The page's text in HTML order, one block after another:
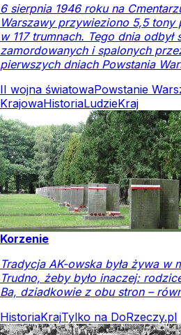
6 sierpnia 1946 roku na
Warszawy przywieziono 5,5
w 117 trumnach. Tego dnia
zamordowanych i spalonych
pierwszych dniach Powstania
II wojna światowaPowstanie
KrajowaHistoriaLudzieKraj
Korzenie
Tradycja AK-owska była żywa w
Trudno, żeby było inaczej:
Ba, dziadkowie z obu stron –
HistoriaKrajTylko na DoRzeczy.pl